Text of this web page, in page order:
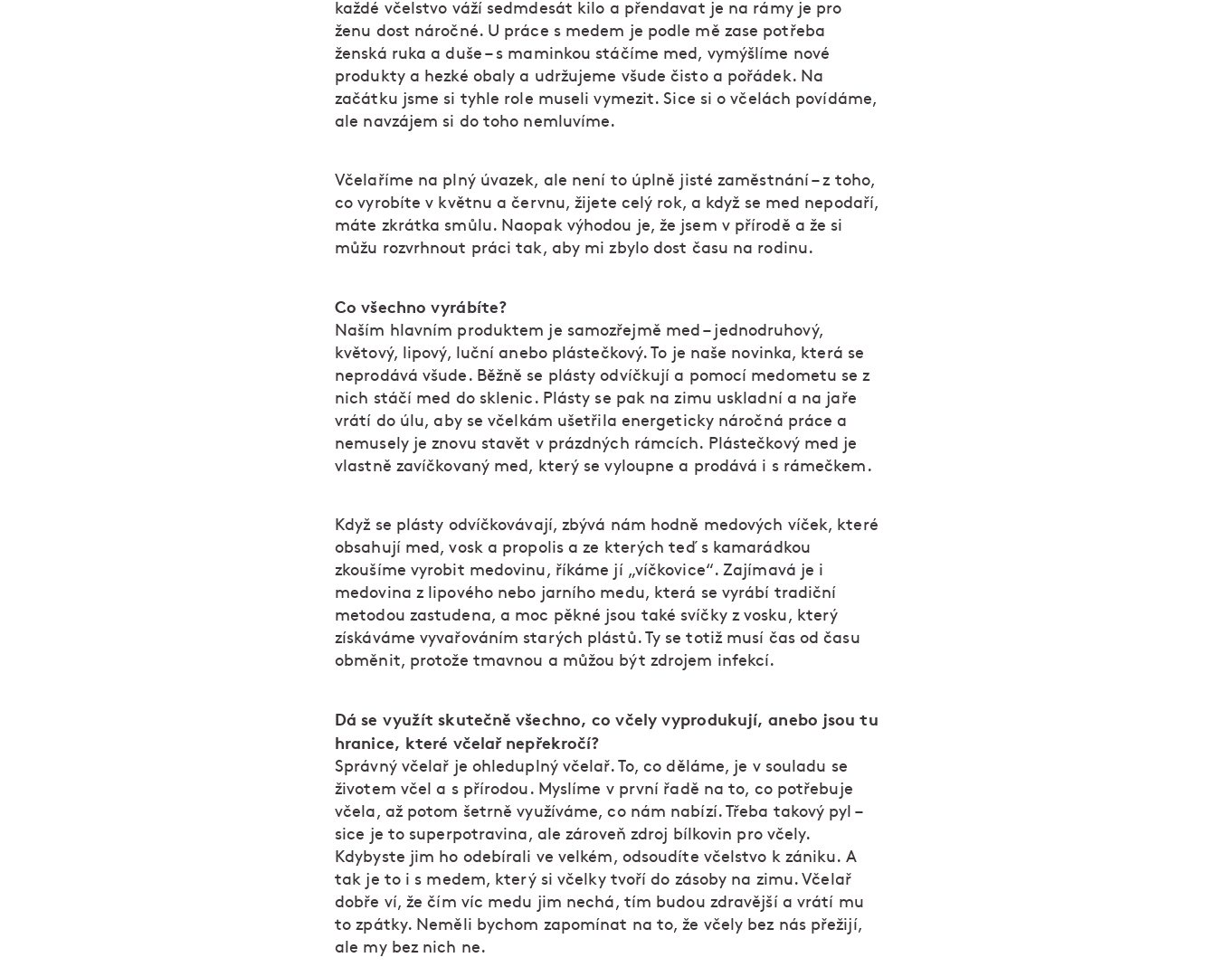
každé včelstvo váží sedmdesát kilo a přendavat je na rámy je pro
ženu dost náročné. U práce s medem je podle mě zase potřeba
ženská ruka a duše – s maminkou stáčíme med, vymýšlíme nové
produkty a hezké obaly a udržujeme všude čisto a pořádek. Na
začátku jsme si tyhle role museli vymezit. Sice si o včelách povídáme,
ale navzájem si do toho nemluvíme.
Včelaříme na plný úvazek, ale není to úplně jisté zaměstnání – z toho,
co vyrobíte v květnu a červnu, žijete celý rok, a když se med nepodaří,
máte zkrátka smůlu. Naopak výhodou je, že jsem v přírodě a že si
můžu rozvrhnout práci tak, aby mi zbylo dost času na rodinu.
Co všechno vyrábíte?
Naším hlavním produktem je samozřejmě med – jednodruhový,
květový, lipový, luční anebo plástečkový. To je naše novinka, která se
neprodává všude. Běžně se plásty odvíčkují a pomocí medometu se z
nich stáčí med do sklenic. Plásty se pak na zimu uskladní a na jaře
vrátí do úlu, aby se včelkám ušetřila energeticky náročná práce a
nemusely je znovu stavět v prázdných rámcích. Plástečkový med je
vlastně zavíčkovaný med, který se vyloupne a prodává i s rámečkem.
Když se plásty odvíčkovávají, zbývá nám hodně medových víček, které
obsahují med, vosk a propolis a ze kterých teď s kamarádkou
zkoušíme vyrobit medovinu, říkáme jí „víčkovice“. Zajímavá je i
medovina z lipového nebo jarního medu, která se vyrábí tradiční
metodou zastudena, a moc pěkné jsou také svíčky z vosku, který
získáváme vyvařováním starých plástů. Ty se totiž musí čas od času
obměnit, protože tmavnou a můžou být zdrojem infekcí.
Dá se využít skutečně všechno, co včely vyprodukují, anebo jsou tu
hranice, které včelař nepřekročí?
Správný včelař je ohleduplný včelař. To, co děláme, je v souladu se
životem včel a s přírodou. Myslíme v první řadě na to, co potřebuje
včela, až potom šetrně využíváme, co nám nabízí. Třeba takový pyl –
sice je to superpotravina, ale zároveň zdroj bílkovin pro včely.
Kdybyste jim ho odebírali ve velkém, odsoudíte včelstvo k zániku. A
tak je to i s medem, který si včelky tvoří do zásoby na zimu. Včelař
dobře ví, že čím víc medu jim nechá, tím budou zdravější a vrátí mu
to zpátky. Neměli bychom zapomínat na to, že včely bez nás přežijí,
ale my bez nich ne.